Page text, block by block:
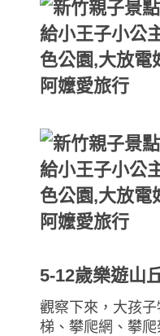
5-12歲樂遊山
觀察下來，大孩
梯、攀爬網、攀